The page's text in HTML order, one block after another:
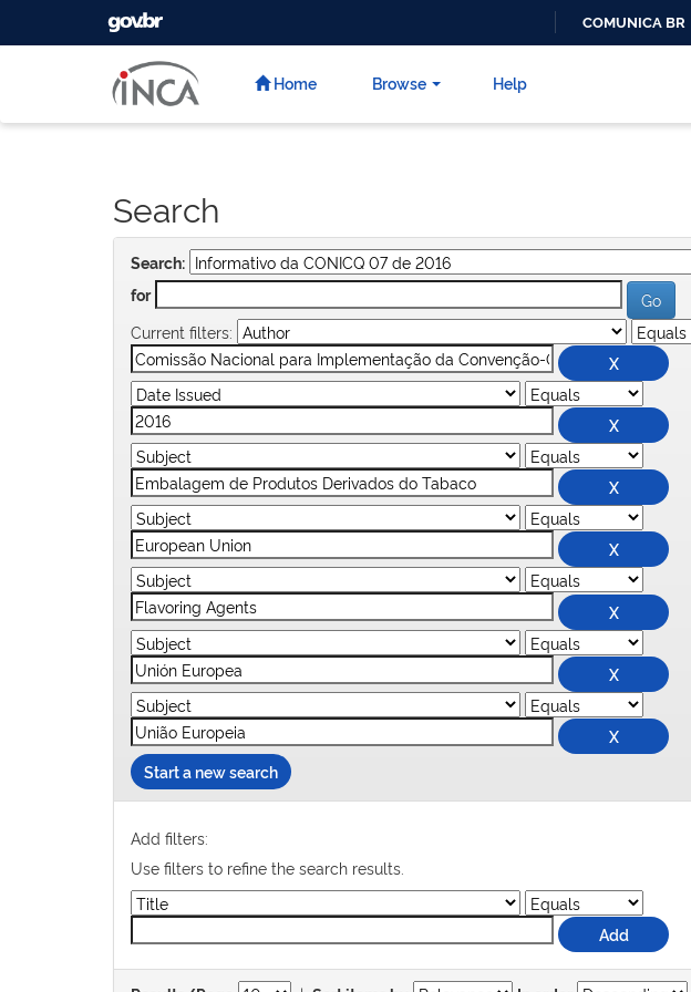
GOVBR
COMUNICA BR
Home Browse Help
Search
Search:
for
Current filters:
Start a new search
Add filters:
Use filters to refine the search results.